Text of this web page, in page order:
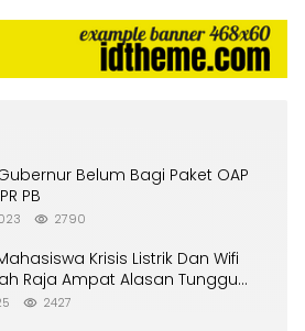
Belum Bagi Paket OAP
PB
2790
Krisis Listrik Dan Wifi
Raja Ampat Alasan Tunggu
2427